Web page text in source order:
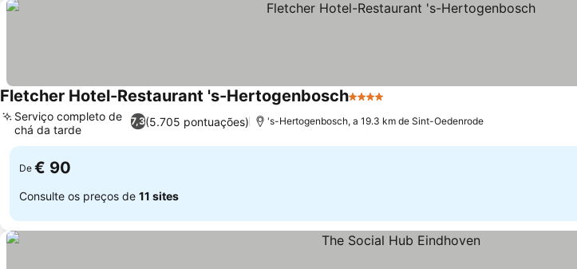
Fletcher Hotel-Restaurant 's-Hertogenbosch4 Estrelas
7,3(5.705 pontuações)
Serviço completo de
chá da tarde
's-Hertogenbosch, a 19.3 km de Sint-Oedenrode
De € 90
Consulte os preços de 11 sites